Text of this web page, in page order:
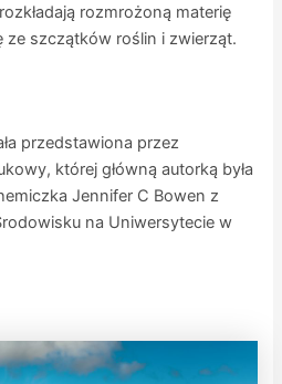
rozmrożoną materię
ze szczątków roślin i zwierząt.
przedstawiona przez
której główną autorką była
Jennifer C Bowen z
na Uniwersytecie w